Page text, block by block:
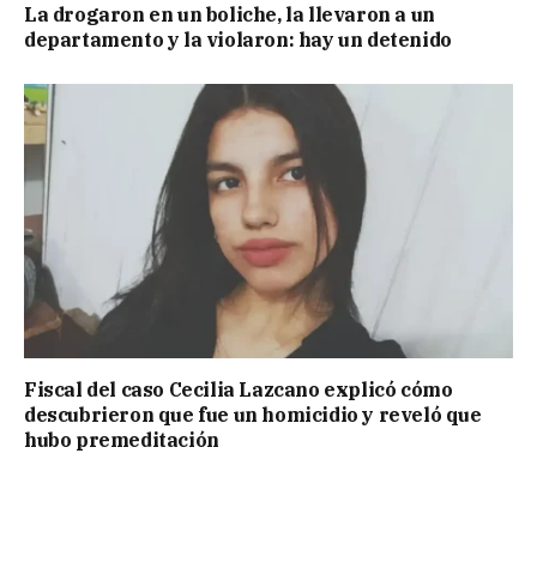
La drogaron en un boliche, la llevaron a un
departamento y la violaron: hay un detenido
Fiscal del caso Cecilia Lazcano explicó cómo
descubrieron que fue un homicidio y reveló que
hubo premeditación